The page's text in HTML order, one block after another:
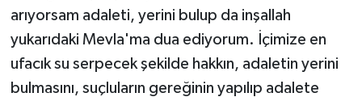
arıyorsam adaleti, yerini bulup da inşallah
yukarıdaki Mevla'ma dua ediyorum. İçimize en
ufacık su serpecek şekilde hakkın, adaletin yerini
bulmasını, suçluların gereğinin yapılıp adalete